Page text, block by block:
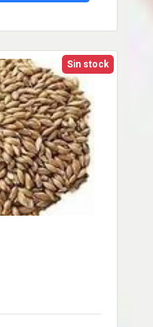
Sin stock